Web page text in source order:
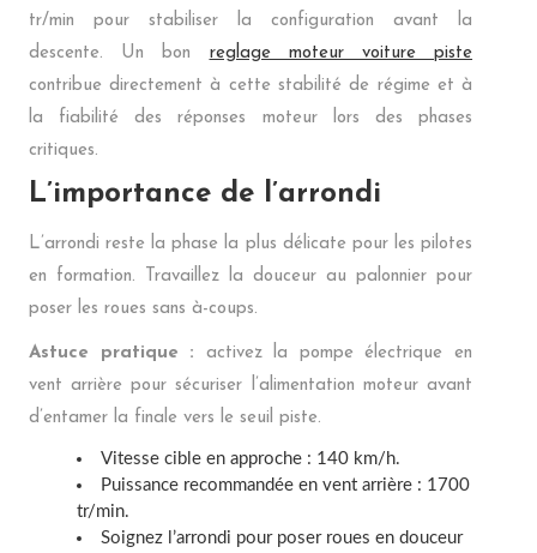
tr/min pour stabiliser la configuration avant la
descente. Un bon reglage moteur voiture piste
contribue directement à cette stabilité de régime et à
la fiabilité des réponses moteur lors des phases
critiques.
L’importance de l’arrondi
L’arrondi reste la phase la plus délicate pour les pilotes
en formation. Travaillez la douceur au palonnier pour
poser les roues sans à-coups.
Astuce pratique : activez la pompe électrique en
vent arrière pour sécuriser l’alimentation moteur avant
d’entamer la finale vers le seuil piste.
Vitesse cible en approche : 140 km/h.
Puissance recommandée en vent arrière : 1700
tr/min.
Soignez l’arrondi pour poser roues en douceur